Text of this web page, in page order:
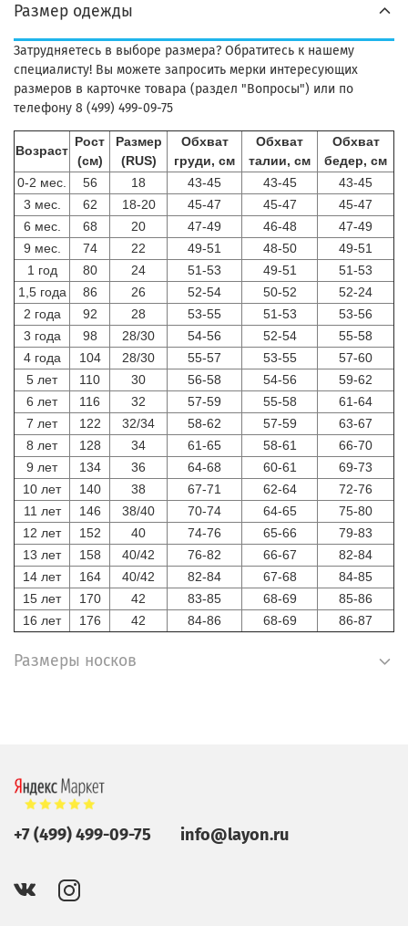
Размер одежды
Затрудняетесь в выборе размера? Обратитесь к нашему
специалисту! Вы можете запросить мерки интересующих
размеров в карточке товара (раздел "Вопросы") или по
телефону 8 (499) 499-09-75
Возраст
Рост
(см)
Размер
(RUS)
Обхват
груди, см
Обхват
талии, см
Обхват
бедер, см
0-2 мес.
56 18 43-45 43-45
43-45
3 мес.
62 18-20 45-47 45-47
45-47
6 мес.
68 20 47-49 46-48
47-49
9 мес.
74 22 49-51 48-50
49-51
1 год
80 24 51-53 49-51
51-53
1,5 года
86 26 52-54 50-52
52-24
2 года
92 28 53-55 51-53
53-56
3 года
98 28/30 54-56 52-54
55-58
4 года
104 28/30 55-57 53-55
57-60
5 лет
110 30 56-58 54-56
59-62
6 лет
116 32 57-59 55-58
61-64
7 лет
122 32/34 58-62 57-59
63-67
8 лет
128 34 61-65 58-61
66-70
9 лет
134 36 64-68 60-61
69-73
10 лет
140 38 67-71 62-64
72-76
11 лет
146 38/40 70-74 64-65
75-80
12 лет
152 40 74-76 65-66
79-83
13 лет
158 40/42 76-82 66-67
82-84
14 лет
164 40/42 82-84 67-68
84-85
15 лет
170 42 83-85 68-69
85-86
16 лет
176 42 84-86 68-69 86-87
Размеры носков
+7 (499) 499-09-75 info@layon.ru